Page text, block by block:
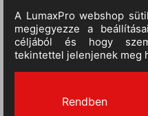
100 csomag
100 csomag
100 csomag